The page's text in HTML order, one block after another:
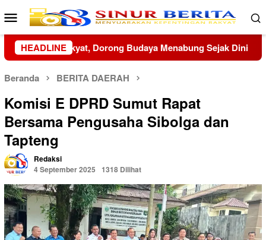
Loncat
ke
konten
Menu
Mobile
HEADLINE
Sejak Dini Perkuat Penanganan Laka Lantas,
Beranda BERITA DAERAH
Komisi E DPRD Sumut Rapat
Bersama Pengusaha Sibolga dan
Tapteng
Redaksi
4 September 2025
1318 Dilihat